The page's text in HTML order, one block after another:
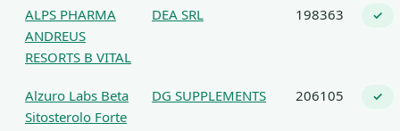
ALPS PHARMA
ANDREUS
RESORTS B VITAL
DEA SRL 198363 ✓
Alzuro Labs Beta
Sitosterolo Forte
DG SUPPLEMENTS 206105 ✓